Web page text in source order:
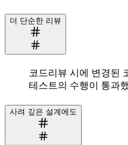
더 단순한 리뷰
코드리뷰 시에 변경된
테스트의 수행이 통과
사려 깊은 설계에도